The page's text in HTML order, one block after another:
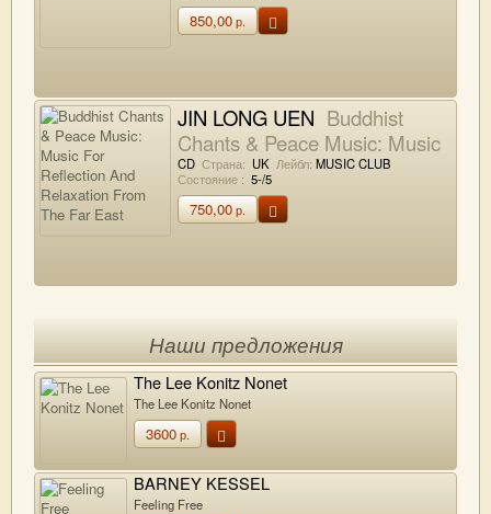
850,00р.
JIN LONG UEN Buddhist
Chants & Peace Music: Music
For Reflection And Relaxation
From The Far East
CD Страна: UK Лейбл: MUSIC CLUB
Состояние : 5-/5
750,00р.
Наши предложения
The Lee Konitz Nonet
The Lee Konitz Nonet
3600р.
BARNEY KESSEL
Feeling Free